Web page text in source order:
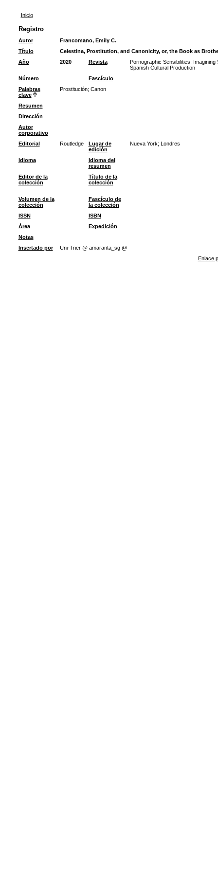
Inicio
Registro
Autor
Francomano, Emily C.
Título
Celestina, Prostitution, and Canonicity, or, the Book as
Año
2020 Revista
Pornographic Sensibilities:
Spanish Cultural Production
Número
Fascículo
Palabras
clave
Prostitución; Canon
Resumen
Dirección
Autor
corporativo
Editorial
Routledge
Lugar de
edición
Nueva York; Londres
Idioma
Idioma del
resumen
Editor de la
colección
Título de la
colección
Volumen de la
colección
Fascículo de
la colección
ISSN
ISBN
Área
Expedición
Notas
Insertado por
Uni-Trier @ amaranta_sg @
Enlace